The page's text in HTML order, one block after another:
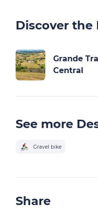
Discover the
Grande
Central
See more
Gravel bike
Share